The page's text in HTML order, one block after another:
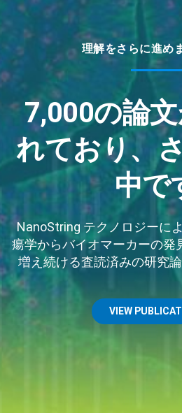
理解をさらに進め
7,000の論
れており、
中で
NanoString テクノロジーに
瘍学からバイオマーカーの発
増え続ける査読済みの研究
VIEW